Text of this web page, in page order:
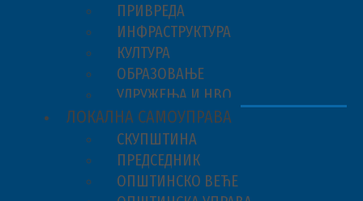
ПРИВРЕДА
ИНФРАСТРУКТУРА
КУЛТУРА
ОБРАЗОВАЊЕ
УДРУЖЕЊА И НВО
ЛОКАЛНА САМОУПРАВА
СКУПШТИНА
ПРЕДСЕДНИК
ОПШТИНСКО ВЕЋЕ